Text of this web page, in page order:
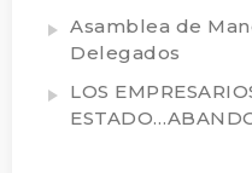
Asamblea de
Delegados
LOS